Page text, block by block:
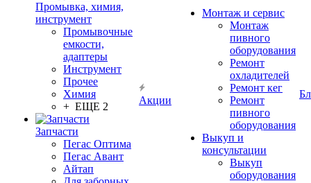
Промывка, химия,
инструмент
Промывочные
емкости,
адаптеры
Инструмент
Прочее
Химия
+ ЕЩЕ 2
Запчасти
Пегас Оптима
Пегас Авант
Айтап
Акции
Монтаж и сервис
Монтаж
пивного
оборудования
Ремонт
охладителей
Ремонт кег
Ремонт
пивного
оборудования
Выкуп и
консультации
Выкуп
оборудования